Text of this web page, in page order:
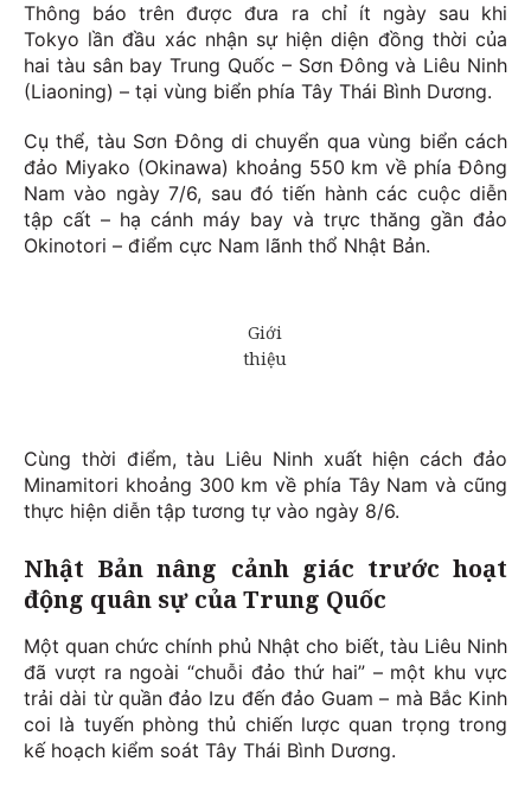
Thông báo trên được đưa ra chỉ ít ngày sau khi
Tokyo lần đầu xác nhận sự hiện diện đồng thời của
hai tàu sân bay Trung Quốc – Sơn Đông và Liêu Ninh
(Liaoning) – tại vùng biển phía Tây Thái Bình Dương.
Cụ thể, tàu Sơn Đông di chuyển qua vùng biển cách
đảo Miyako (Okinawa) khoảng 550 km về phía Đông
Nam vào ngày 7/6, sau đó tiến hành các cuộc diễn
tập cất – hạ cánh máy bay và trực thăng gần đảo
Okinotori – điểm cực Nam lãnh thổ Nhật Bản.
Cùng thời điểm, tàu Liêu Ninh xuất hiện cách đảo
Minamitori khoảng 300 km về phía Tây Nam và cũng
thực hiện diễn tập tương tự vào ngày 8/6.
Nhật Bản nâng cảnh giác trước hoạt
động quân sự của Trung Quốc
Một quan chức chính phủ Nhật cho biết, tàu Liêu Ninh
đã vượt ra ngoài “chuỗi đảo thứ hai” – một khu vực
trải dài từ quần đảo Izu đến đảo Guam – mà Bắc Kinh
coi là tuyến phòng thủ chiến lược quan trọng trong
kế hoạch kiểm soát Tây Thái Bình Dương.